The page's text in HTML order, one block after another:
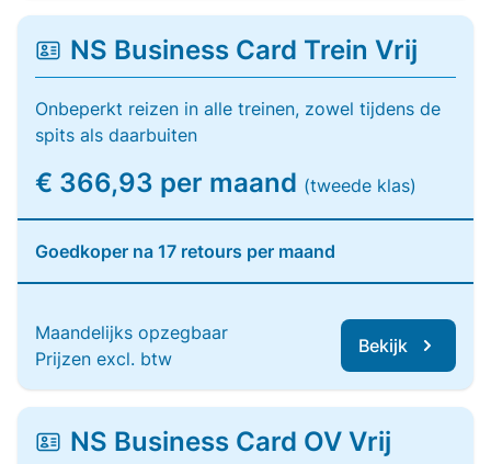
NS Business Card Trein Vrij
Onbeperkt reizen in alle treinen, zowel tijdens de
spits als daarbuiten
€ 366,93 per maand (tweede klas)
Goedkoper na 17 retours per maand
Maandelijks opzegbaar
Prijzen excl. btw
Bekijk
NS Business Card OV Vrij